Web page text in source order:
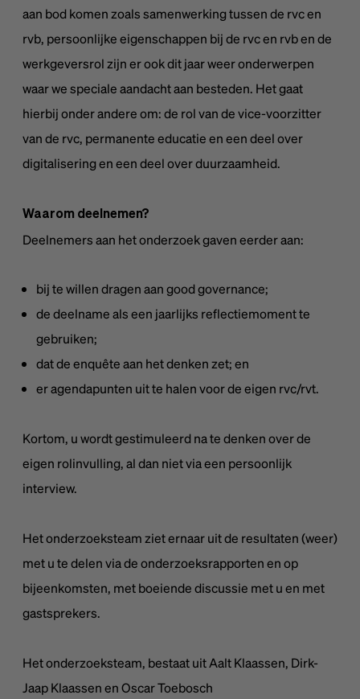
aan bod komen zoals samenwerking tussen de rvc en
rvb, persoonlijke eigenschappen bij de rvc en rvb en de
werkgeversrol zijn er ook dit jaar weer onderwerpen
waar we speciale aandacht aan besteden. Het gaat
hierbij onder andere om: de rol van de vice-voorzitter
van de rvc, permanente educatie en een deel over
digitalisering en een deel over duurzaamheid.
Waarom deelnemen?
Deelnemers aan het onderzoek gaven eerder aan:
bij te willen dragen aan good governance;
de deelname als een jaarlijks reflectiemoment te
gebruiken;
dat de enquête aan het denken zet; en
er agendapunten uit te halen voor de eigen rvc/rvt.
Kortom, u wordt gestimuleerd na te denken over de
eigen rolinvulling, al dan niet via een persoonlijk
interview.
Het onderzoeksteam ziet ernaar uit de resultaten (weer)
met u te delen via de onderzoeksrapporten en op
bijeenkomsten, met boeiende discussie met u en met
gastsprekers.
Het onderzoeksteam, bestaat uit Aalt Klaassen, Dirk-
Jaap Klaassen en Oscar Toebosch